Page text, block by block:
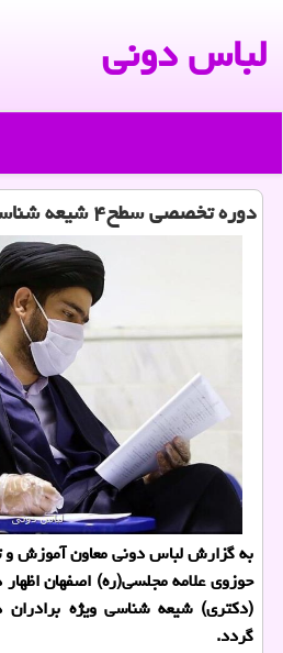
لباس دونی
دوره تخصصی سطح۴ شیعه شناسی در اصفهان
به گزارش لباس دونی معاون آموزش
(دكتری) شیعه شناسی ویژه
گردد.